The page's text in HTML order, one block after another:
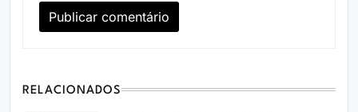
RELACIONADOS